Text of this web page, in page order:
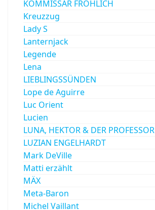
KOMMISSAR FRÖHLICH
Kreuzzug
Lady S
Lanternjack
Legende
Lena
LIEBLINGSSÜNDEN
Lope de Aguirre
Luc Orient
Lucien
LUNA, HEKTOR & DER PROFESSOR
LUZIAN ENGELHARDT
Mark DeVille
Matti erzählt
MÄX
Meta-Baron
Michel Vaillant